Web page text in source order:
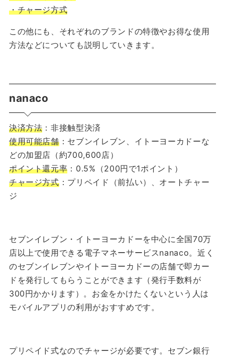
・チャージ方式
この他にも、それぞれのブランドの特徴やお得な使用
方法などについても説明していきます。
nanaco
決済方法 ：非接触型決済
使用可能店舗：セブンイレブン、イトーヨーカドーな
どの加盟店（約700,600店）
ポイント還元率 ：0.5%（200円で1ポイント）
チャージ方式：プリペイド（前払い）、オートチャー
ジ
セブンイレブン・イトーヨーカドーを中心に全国70万
店以上で使用できる電子マネーサービスnanaco。近く
のセブンイレブンやイトーヨーカドーの店舗で即カー
ドを発行してもらうことができます（発行手数料が
300円かかります）。お金をかけたくないという人は
モバイルアプリの利用がおすすめです。
プリペイド式なのでチャージが必要です。セブン銀行